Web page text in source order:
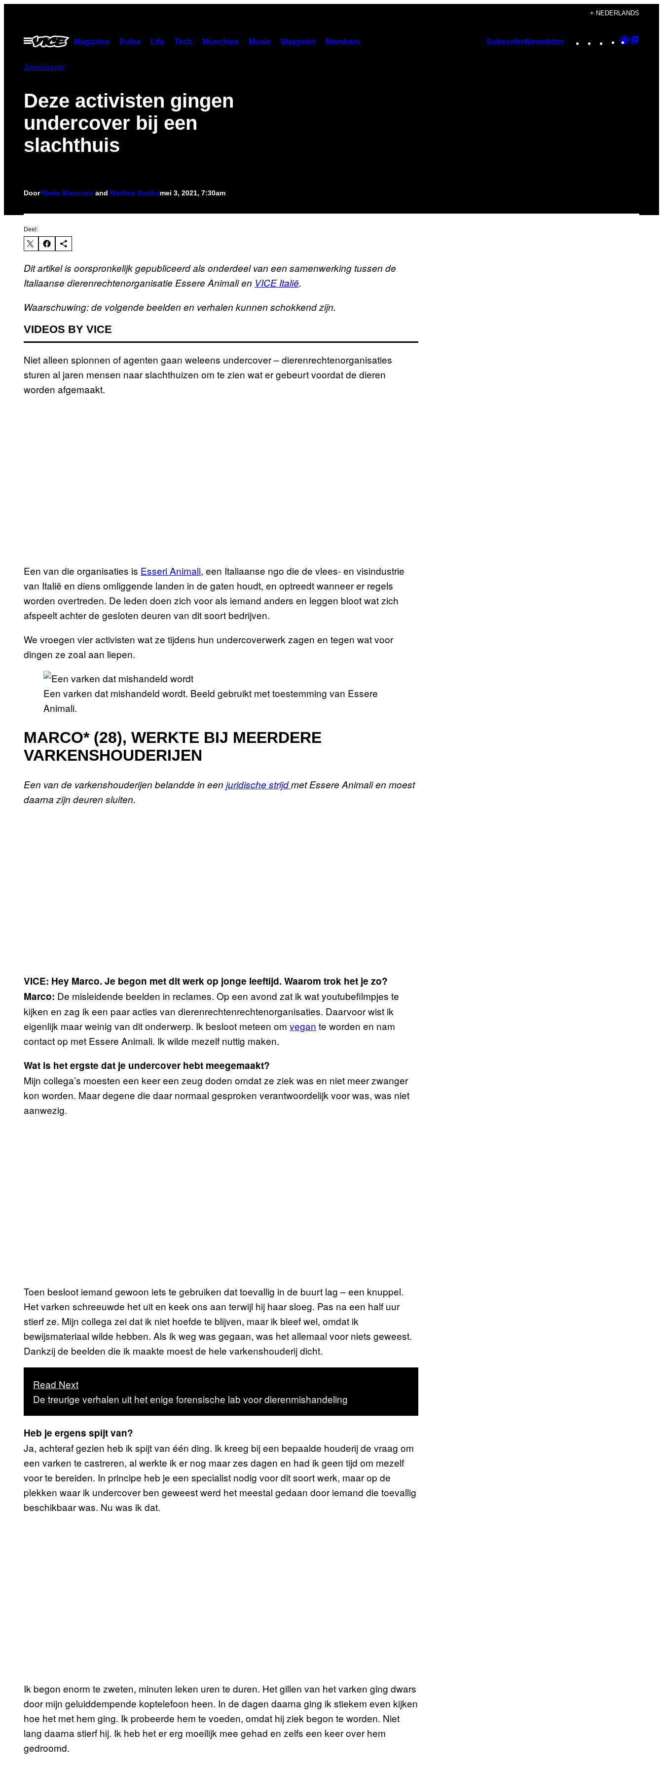
+ NEDERLANDS
Open
menu
Magazine Pulse Life Tech Munchies Music Waypoint Members SubscribeNewsletter Instagram
TikTok
YouTube
Google
Δικαιώματα
Deze activisten gingen
undercover bij een
slachthuis
Door Maria Mancuso and Martina Scalinimei 3, 2021, 7:30am
Deel:
Dit artikel is oorspronkelijk gepubliceerd als onderdeel van een samenwerking tussen de
Italiaanse dierenrechtenorganisatie Essere Animali en VICE Italië.
Waarschuwing: de volgende beelden en verhalen kunnen schokkend zijn.
VIDEOS BY VICE
Niet alleen spionnen of agenten gaan weleens undercover – dierenrechtenorganisaties
sturen al jaren mensen naar slachthuizen om te zien wat er gebeurt voordat de dieren
worden afgemaakt.
Een van die organisaties is Esseri Animali, een Italiaanse ngo die de vlees- en visindustrie
van Italië en diens omliggende landen in de gaten houdt, en optreedt wanneer er regels
worden overtreden. De leden doen zich voor als iemand anders en leggen bloot wat zich
afspeelt achter de gesloten deuren van dit soort bedrijven.
We vroegen vier activisten wat ze tijdens hun undercoverwerk zagen en tegen wat voor
dingen ze zoal aan liepen.
Een varken dat mishandeld wordt. Beeld gebruikt met toestemming van Essere
Animali.
MARCO* (28), WERKTE BIJ MEERDERE
VARKENSHOUDERIJEN
Een van de varkenshouderijen belandde in een juridische strijdmet Essere Animali en moest
daarna zijn deuren sluiten.
VICE: Hey Marco. Je begon met dit werk op jonge leeftijd. Waarom trok het je zo?
Marco: De misleidende beelden in reclames. Op een avond zat ik wat youtubefilmpjes te
kijken en zag ik een paar acties van dierenrechtenrechtenorganisaties. Daarvoor wist ik
eigenlijk maar weinig van dit onderwerp. Ik besloot meteen om vegan te worden en nam
contact op met Essere Animali. Ik wilde mezelf nuttig maken.
Wat is het ergste dat je undercover hebt meegemaakt?
Mijn collega’s moesten een keer een zeug doden omdat ze ziek was en niet meer zwanger
kon worden. Maar degene die daar normaal gesproken verantwoordelijk voor was, was niet
aanwezig.
Toen besloot iemand gewoon iets te gebruiken dat toevallig in de buurt lag – een knuppel.
Het varken schreeuwde het uit en keek ons aan terwijl hij haar sloeg. Pas na een half uur
stierf ze. Mijn collega zei dat ik niet hoefde te blijven, maar ik bleef wel, omdat ik
bewijsmateriaal wilde hebben. Als ik weg was gegaan, was het allemaal voor niets geweest.
Dankzij de beelden die ik maakte moest de hele varkenshouderij dicht.
Read Next
De treurige verhalen uit het enige forensische lab voor dierenmishandeling
Heb je ergens spijt van?
Ja, achteraf gezien heb ik spijt van één ding. Ik kreeg bij een bepaalde houderij de vraag om
een varken te castreren, al werkte ik er nog maar zes dagen en had ik geen tijd om mezelf
voor te bereiden. In principe heb je een specialist nodig voor dit soort werk, maar op de
plekken waar ik undercover ben geweest werd het meestal gedaan door iemand die toevallig
beschikbaar was. Nu was ik dat.
Ik begon enorm te zweten, minuten leken uren te duren. Het gillen van het varken ging dwars
door mijn geluiddempende koptelefoon heen. In de dagen daarna ging ik stiekem even kijken
hoe het met hem ging. Ik probeerde hem te voeden, omdat hij ziek begon te worden. Niet
lang daarna stierf hij. Ik heb het er erg moeilijk mee gehad en zelfs een keer over hem
gedroomd.